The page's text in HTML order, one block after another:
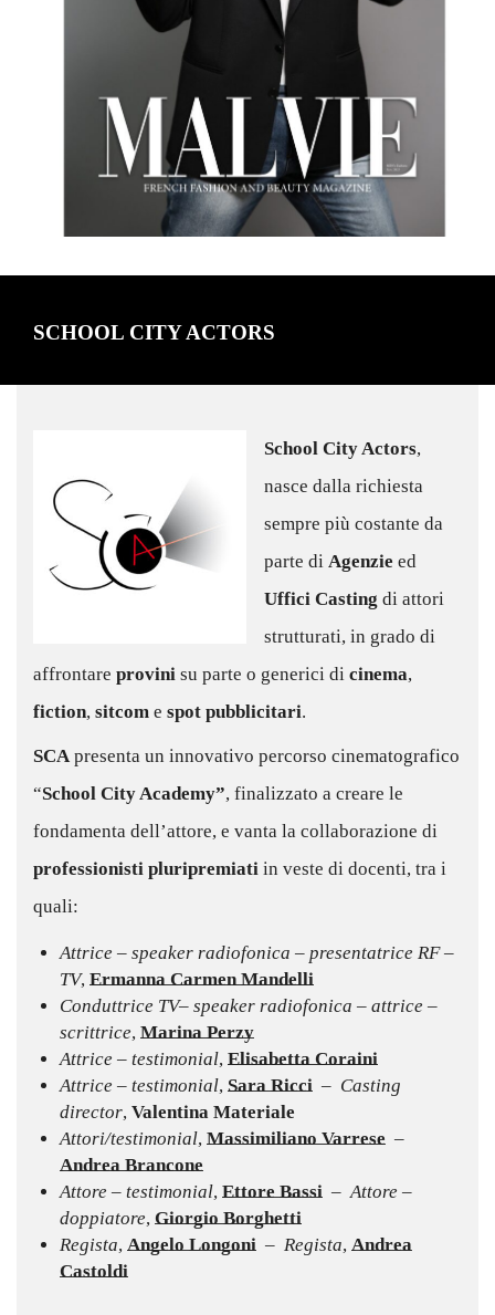
SCHOOL CITY ACTORS
School City Actors,
nasce dalla richiesta
sempre più costante da
parte di Agenzie ed
Uffici Casting di attori
strutturati, in grado di
affrontare provini su parte o generici di cinema,
fiction, sitcom e spot pubblicitari.
SCA presenta un innovativo percorso cinematografico
“School City Academy”, finalizzato a creare le
fondamenta dell’attore, e vanta la collaborazione di
professionisti pluripremiati in veste di docenti, tra i
quali:
Attrice – speaker radiofonica – presentatrice RF –
TV, Ermanna Carmen Mandelli
Conduttrice TV– speaker radiofonica – attrice –
scrittrice, Marina Perzy
Attrice – testimonial, Elisabetta Coraini
Attrice – testimonial, Sara Ricci – Casting
director, Valentina Materiale
Attori/testimonial, Massimiliano Varrese –
Andrea Brancone
Attore – testimonial, Ettore Bassi – Attore –
doppiatore, Giorgio Borghetti
Regista, Angelo Longoni – Regista, Andrea
Castoldi